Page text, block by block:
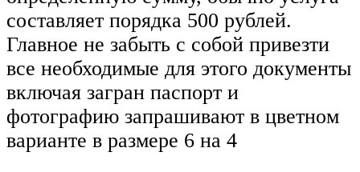
составляет порядка 500 рублей.
Главное не забыть с собой привезти
все необходимые для этого документы
включая загран паспорт и
фотографию запрашивают в цветном
варианте в размере 6 на 4